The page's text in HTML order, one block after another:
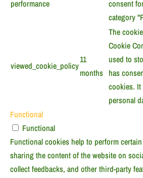
performance
consent
category
viewed_cookie_policy
11
months
The
Cookie
used to
has
cookies.
personal
Functional
Functional
Functional cookies help to perform
sharing the content of the website on
collect feedbacks, and other third-party